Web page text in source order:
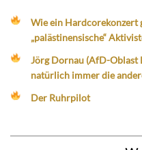
Wie ein Hardcorekonzert
„palästinensische“
Jörg Dornau (AfD-Oblast
natürlich immer die
Der Ruhrpilot